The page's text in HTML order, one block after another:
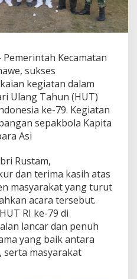
Pemerintah Kecamatan
sukses
kegiatan dalam
Ulang Tahun (HUT)
ke-79. Kegiatan
sepakbola Kapita
Asi
Rustam,
dan terima kasih atas
masyarakat yang turut
acara tersebut.
RI ke-79 di
lancar dan penuh
yang baik antara
serta masyarakat